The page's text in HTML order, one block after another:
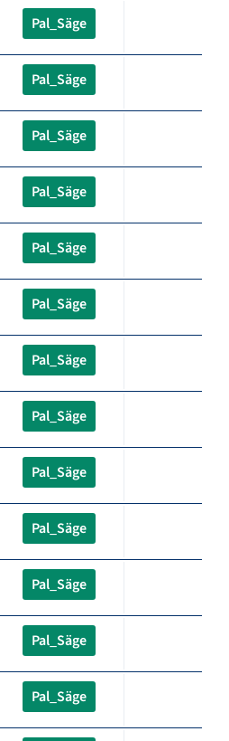
Pal_Säge
Pal_Säge
Pal_Säge
Pal_Säge
Pal_Säge
Pal_Säge
Pal_Säge
Pal_Säge
Pal_Säge
Pal_Säge
Pal_Säge
Pal_Säge
Pal_Säge